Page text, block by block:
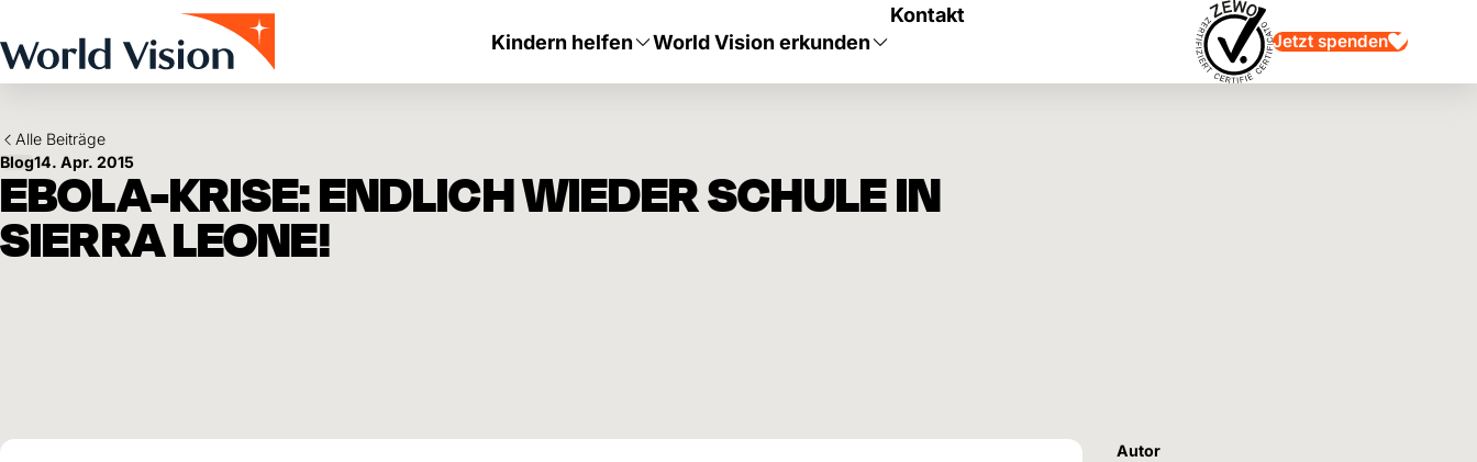
Kindern helfen World Vision erkunden
Kontakt
Jetzt spenden
Alle Beiträge
Blog14. Apr. 2015
EBOLA-KRISE: ENDLICH WIEDER SCHULE IN
SIERRA LEONE!
Autor